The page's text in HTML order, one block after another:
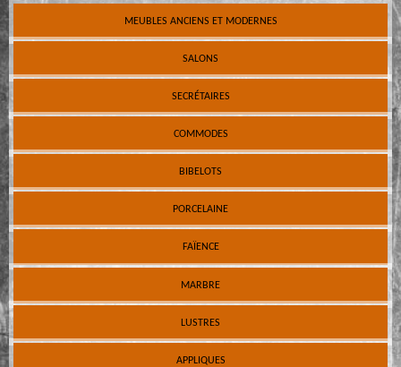
MEUBLES ANCIENS ET MODERNES
SALONS
SECRÉTAIRES
COMMODES
BIBELOTS
PORCELAINE
FAÏENCE
MARBRE
LUSTRES
APPLIQUES